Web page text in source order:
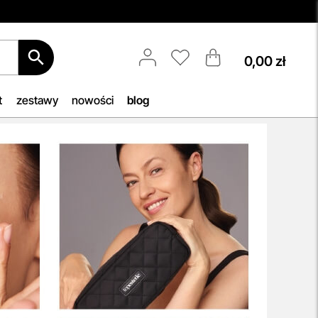
by
—
Darmowa Dostawa i Zwrot
błyskawicznej i efektywnej realizacji
zamówień w naszym sklepie. Dzięki
zaawansowanym technologicznie
systemom IT, zamówienia są
zazwyczaj wysyłane i dostarczane w
ciągu zaledwie
24 godzinod
momentu złożenia.
przeczytaj więcej
0,00 zł
zestawy nowości blog